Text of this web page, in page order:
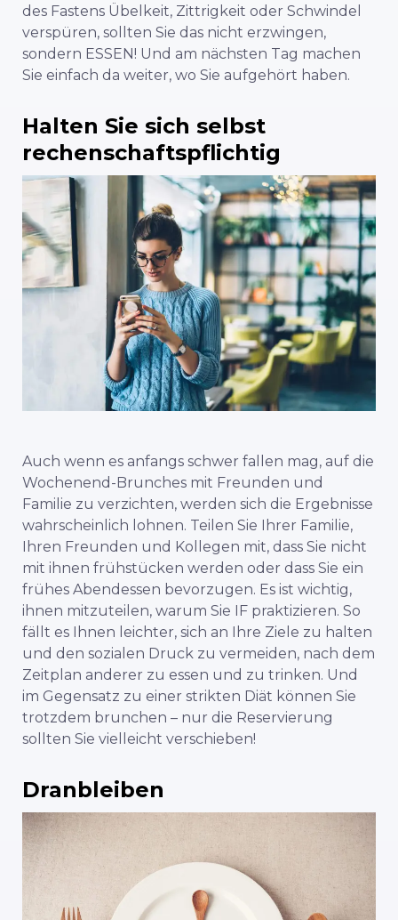
des Fastens Übelkeit, Zittrigkeit oder Schwindel
verspüren, sollten Sie das nicht erzwingen,
sondern ESSEN! Und am nächsten Tag machen
Sie einfach da weiter, wo Sie aufgehört haben.
Halten Sie sich selbst
rechenschaftspflichtig
Auch wenn es anfangs schwer fallen mag, auf die
Wochenend-Brunches mit Freunden und
Familie zu verzichten, werden sich die Ergebnisse
wahrscheinlich lohnen. Teilen Sie Ihrer Familie,
Ihren Freunden und Kollegen mit, dass Sie nicht
mit ihnen frühstücken werden oder dass Sie ein
frühes Abendessen bevorzugen. Es ist wichtig,
ihnen mitzuteilen, warum Sie IF praktizieren. So
fällt es Ihnen leichter, sich an Ihre Ziele zu halten
und den sozialen Druck zu vermeiden, nach dem
Zeitplan anderer zu essen und zu trinken. Und
im Gegensatz zu einer strikten Diät können Sie
trotzdem brunchen – nur die Reservierung
sollten Sie vielleicht verschieben!
Dranbleiben